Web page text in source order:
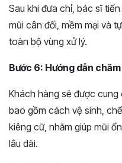
Sau khi đưa chỉ, bác sĩ
mũi cân đối, mềm mại và
toàn bộ vùng xử lý.
Bước 6: Hướng dẫn
Khách hàng sẽ được
bao gồm cách vệ sinh,
kiêng cữ, nhằm giúp mũi
lâu dài.